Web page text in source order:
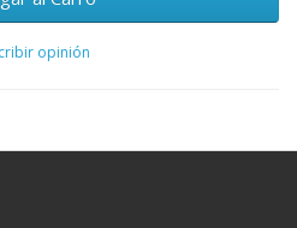
opinión